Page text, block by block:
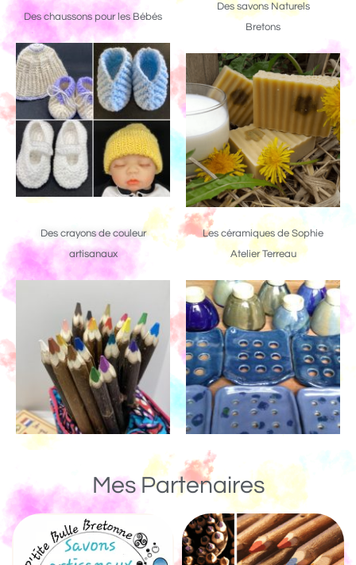
Des chaussons pour les Bébés
Des savons Naturels
Bretons
Des crayons de couleur
artisanaux
Les céramiques de Sophie
Atelier Terreau
Mes Partenaires